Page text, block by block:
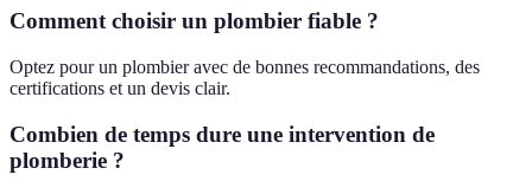
Comment choisir un plombier fiable ?
Optez pour un plombier avec de bonnes recommandations, des
certifications et un devis clair.
Combien de temps dure une intervention de
plomberie ?